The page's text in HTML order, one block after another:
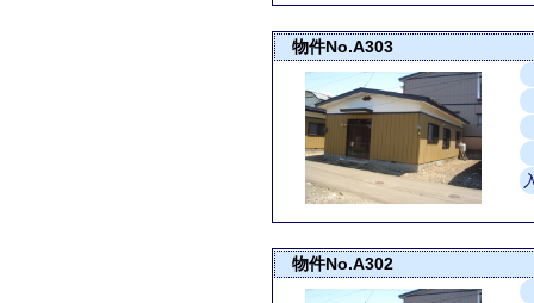
物件No.A303
物件No.A302